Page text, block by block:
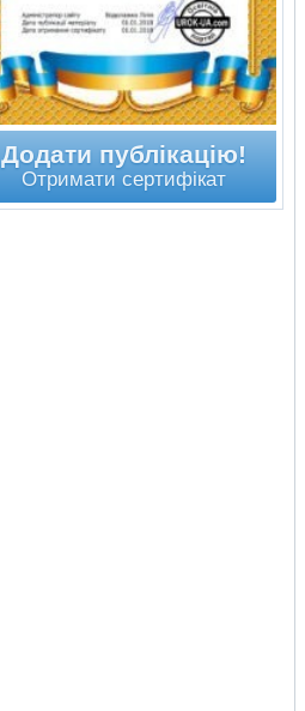
Додати публікацію!
Отримати сертифікат